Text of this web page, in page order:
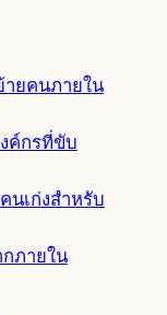
ายคนภายใน
ค์กรที่ขับ
นเก่งสำหรับ
ภายใน